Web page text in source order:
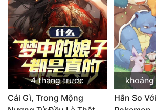
Đông Phương
Đông Phương Huyền Huyễn
Đồng Nhân
Cẩu Đạo Trường Sinh
4 tháng trước
Cái Gì, Trong Mộng
Hắn So